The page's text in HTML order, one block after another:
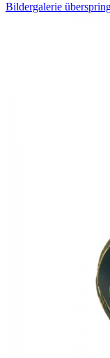
Bildergalerie